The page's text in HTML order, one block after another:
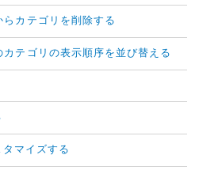
らカテゴリを削除する
カテゴリの表示順序を並び替える
マイズする